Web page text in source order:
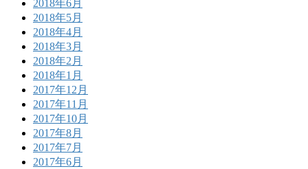
2018年6月
2018年5月
2018年4月
2018年3月
2018年2月
2018年1月
2017年12月
2017年11月
2017年10月
2017年8月
2017年7月
2017年6月